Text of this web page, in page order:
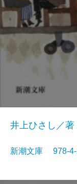
井上ひさし／著
新潮文庫 978-